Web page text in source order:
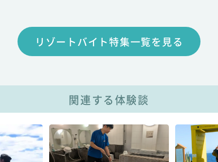
リゾートバイト特集一覧を見る
関連する体験談